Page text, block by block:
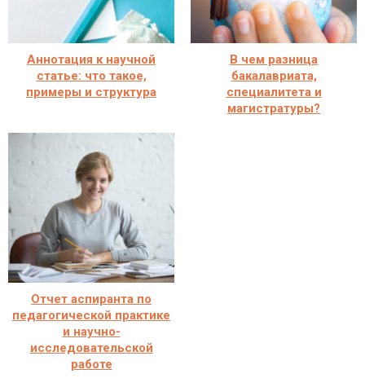
Аннотация к научной
статье: что такое,
примеры и структура
В чем разница
бакалавриата,
специалитета и
магистратуры?
Отчет аспиранта по
педагогической практике
и научно-
исследовательской
работе